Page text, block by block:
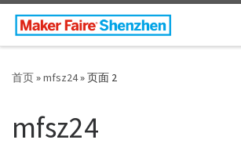
Skip to content
首页»mfsz24»页面 2
mfsz24